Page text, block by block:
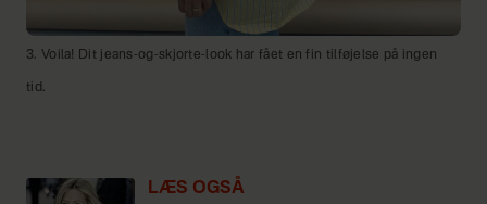
3. Voila! Dit jeans-og-skjorte-look har fået en fin tilføjelse på ingen
tid.
LÆS OGSÅ